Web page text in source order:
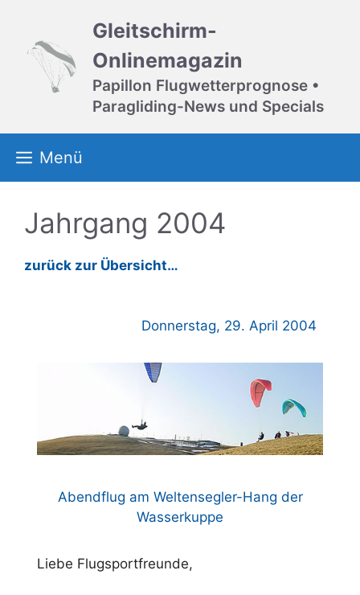
springen
Gleitschirm-
Onlinemagazin
Papillon Flugwetterprognose •
Paragliding-News und Specials
Menü
Jahrgang 2004
zurück zur Übersicht…
Donnerstag, 29. April 2004
Abendflug am Weltensegler-Hang der
Wasserkuppe
Liebe Flugsportfreunde,